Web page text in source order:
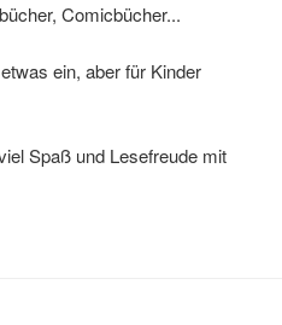
Comicbücher...
ein, aber für Kinder
Spaß und Lesefreude mit